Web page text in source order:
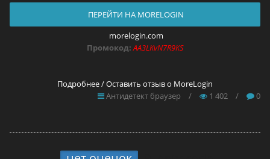
ПЕРЕЙТИ НА MORELOGIN
morelogin.com
Промокод:AA3LKvN7R9KS
Подробнее / Оставить отзыв о MoreLogin
Антидетект браузер
/ 1 402 / 0